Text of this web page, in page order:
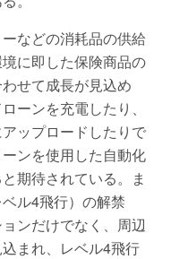
などの消耗品の供給
に即した保険商品の
せて成長が見込め
ーンを充電したり、
ップロードしたりで
ンを使用した自動化
期待されている。ま
ル4飛行）の解禁
ンだけでなく、周辺
まれ、レベル4飛行